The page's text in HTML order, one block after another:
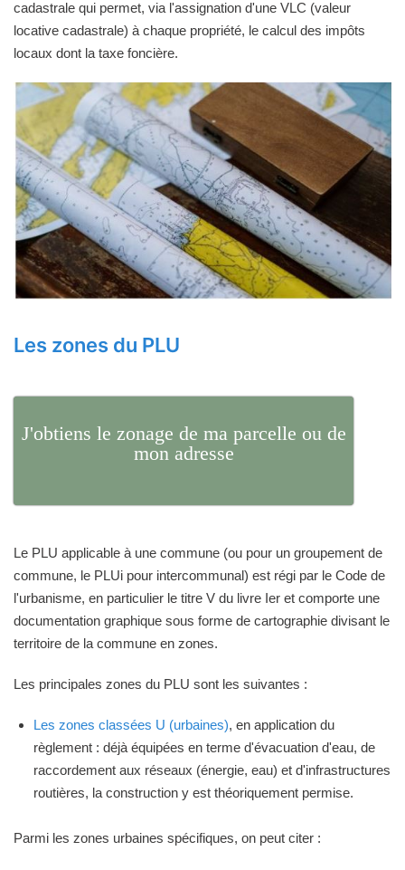
cadastrale qui permet, via l'assignation d'une VLC (valeur
locative cadastrale) à chaque propriété, le calcul des impôts
locaux dont la taxe foncière.
Les zones du PLU
J'obtiens le zonage de ma parcelle ou de
mon adresse
Le PLU applicable à une commune (ou pour un groupement de
commune, le PLUi pour intercommunal) est régi par le Code de
l'urbanisme, en particulier le titre V du livre Ier et comporte une
documentation graphique sous forme de cartographie divisant le
territoire de la commune en zones.
Les principales zones du PLU sont les suivantes :
Les zones classées U (urbaines), en application du
règlement : déjà équipées en terme d'évacuation d'eau, de
raccordement aux réseaux (énergie, eau) et d'infrastructures
routières, la construction y est théoriquement permise.
Parmi les zones urbaines spécifiques, on peut citer :